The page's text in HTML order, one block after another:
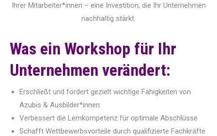
Ihrer Mitarbeiter*innen – eine Investition, die Ihr Unternehmen
nachhaltig stärkt.
Was ein Workshop für Ihr
Unternehmen verändert:
Erschließt und fördert gezielt wichtige Fähigkeiten von
Azubis & Ausbilder*innen
Verbessert die Lernkompetenz für optimale Abschlüsse
Schafft Wettbewerbsvorteile durch qualifizierte Fachkräfte